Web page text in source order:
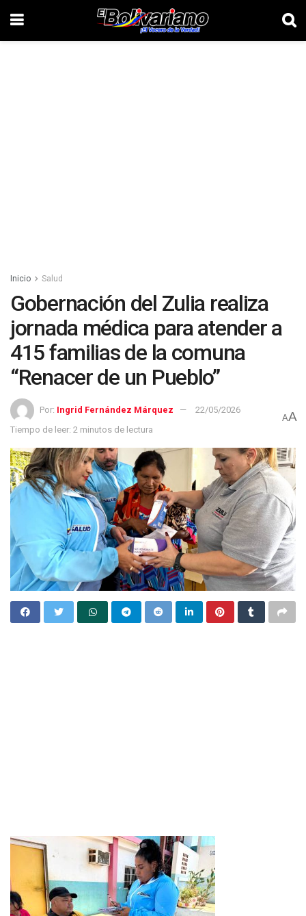
Inicio Salud
Gobernación del Zulia realiza
jornada médica para atender a
415 familias de la comuna
“Renacer de un Pueblo”
Por: Ingrid Fernández Márquez
22/05/2026
Tiempo de leer: 2 minutos de lectura
AA